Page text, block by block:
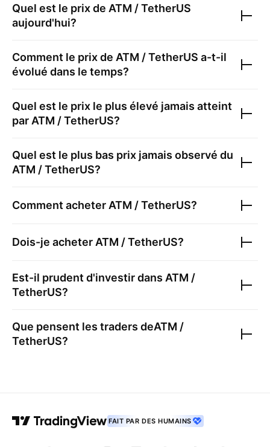
Quel est le prix de ATM / TetherUS
aujourd'hui?
Comment le prix de ATM / TetherUS a-t-il
évolué dans le temps?
Quel est le prix le plus élevé jamais atteint
par ATM / TetherUS?
Quel est le plus bas prix jamais observé du
ATM / TetherUS?
Comment acheter ATM / TetherUS?
Dois-je acheter ATM / TetherUS?
Est-il prudent d'investir dans ATM /
TetherUS?
Que pensent les traders deATM /
TetherUS?
FAIT PAR DES HUMAINS